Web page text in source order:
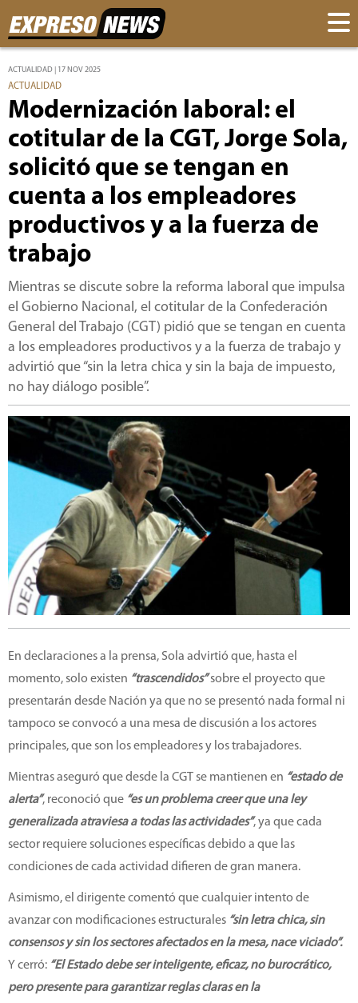
ACTUALIDAD | 17 NOV 2025
ACTUALIDAD
Modernización laboral: el
cotitular de la CGT, Jorge Sola,
solicitó que se tengan en
cuenta a los empleadores
productivos y a la fuerza de
trabajo
Mientras se discute sobre la reforma laboral que impulsa
el Gobierno Nacional, el cotitular de la Confederación
General del Trabajo (CGT) pidió que se tengan en cuenta
a los empleadores productivos y a la fuerza de trabajo y
advirtió que “sin la letra chica y sin la baja de impuesto,
no hay diálogo posible”.
En declaraciones a la prensa, Sola advirtió que, hasta el
momento, solo existen “trascendidos”sobre el proyecto que
presentarán desde Nación ya que no se presentó nada formal ni
tampoco se convocó a una mesa de discusión a los actores
principales, que son los empleadores y los trabajadores.
Mientras aseguró que desde la CGT se mantienen en “estado de
alerta”, reconoció que “es un problema creer que una ley
generalizada atraviesa a todas las actividades”, ya que cada
sector requiere soluciones específicas debido a que las
condiciones de cada actividad difieren de gran manera.
Asimismo, el dirigente comentó que cualquier intento de
avanzar con modificaciones estructurales “sin letra chica, sin
consensos y sin los sectores afectados en la mesa, nace viciado”.
Y cerró: “El Estado debe ser inteligente, eficaz, no burocrático,
pero presente para garantizar reglas claras en la